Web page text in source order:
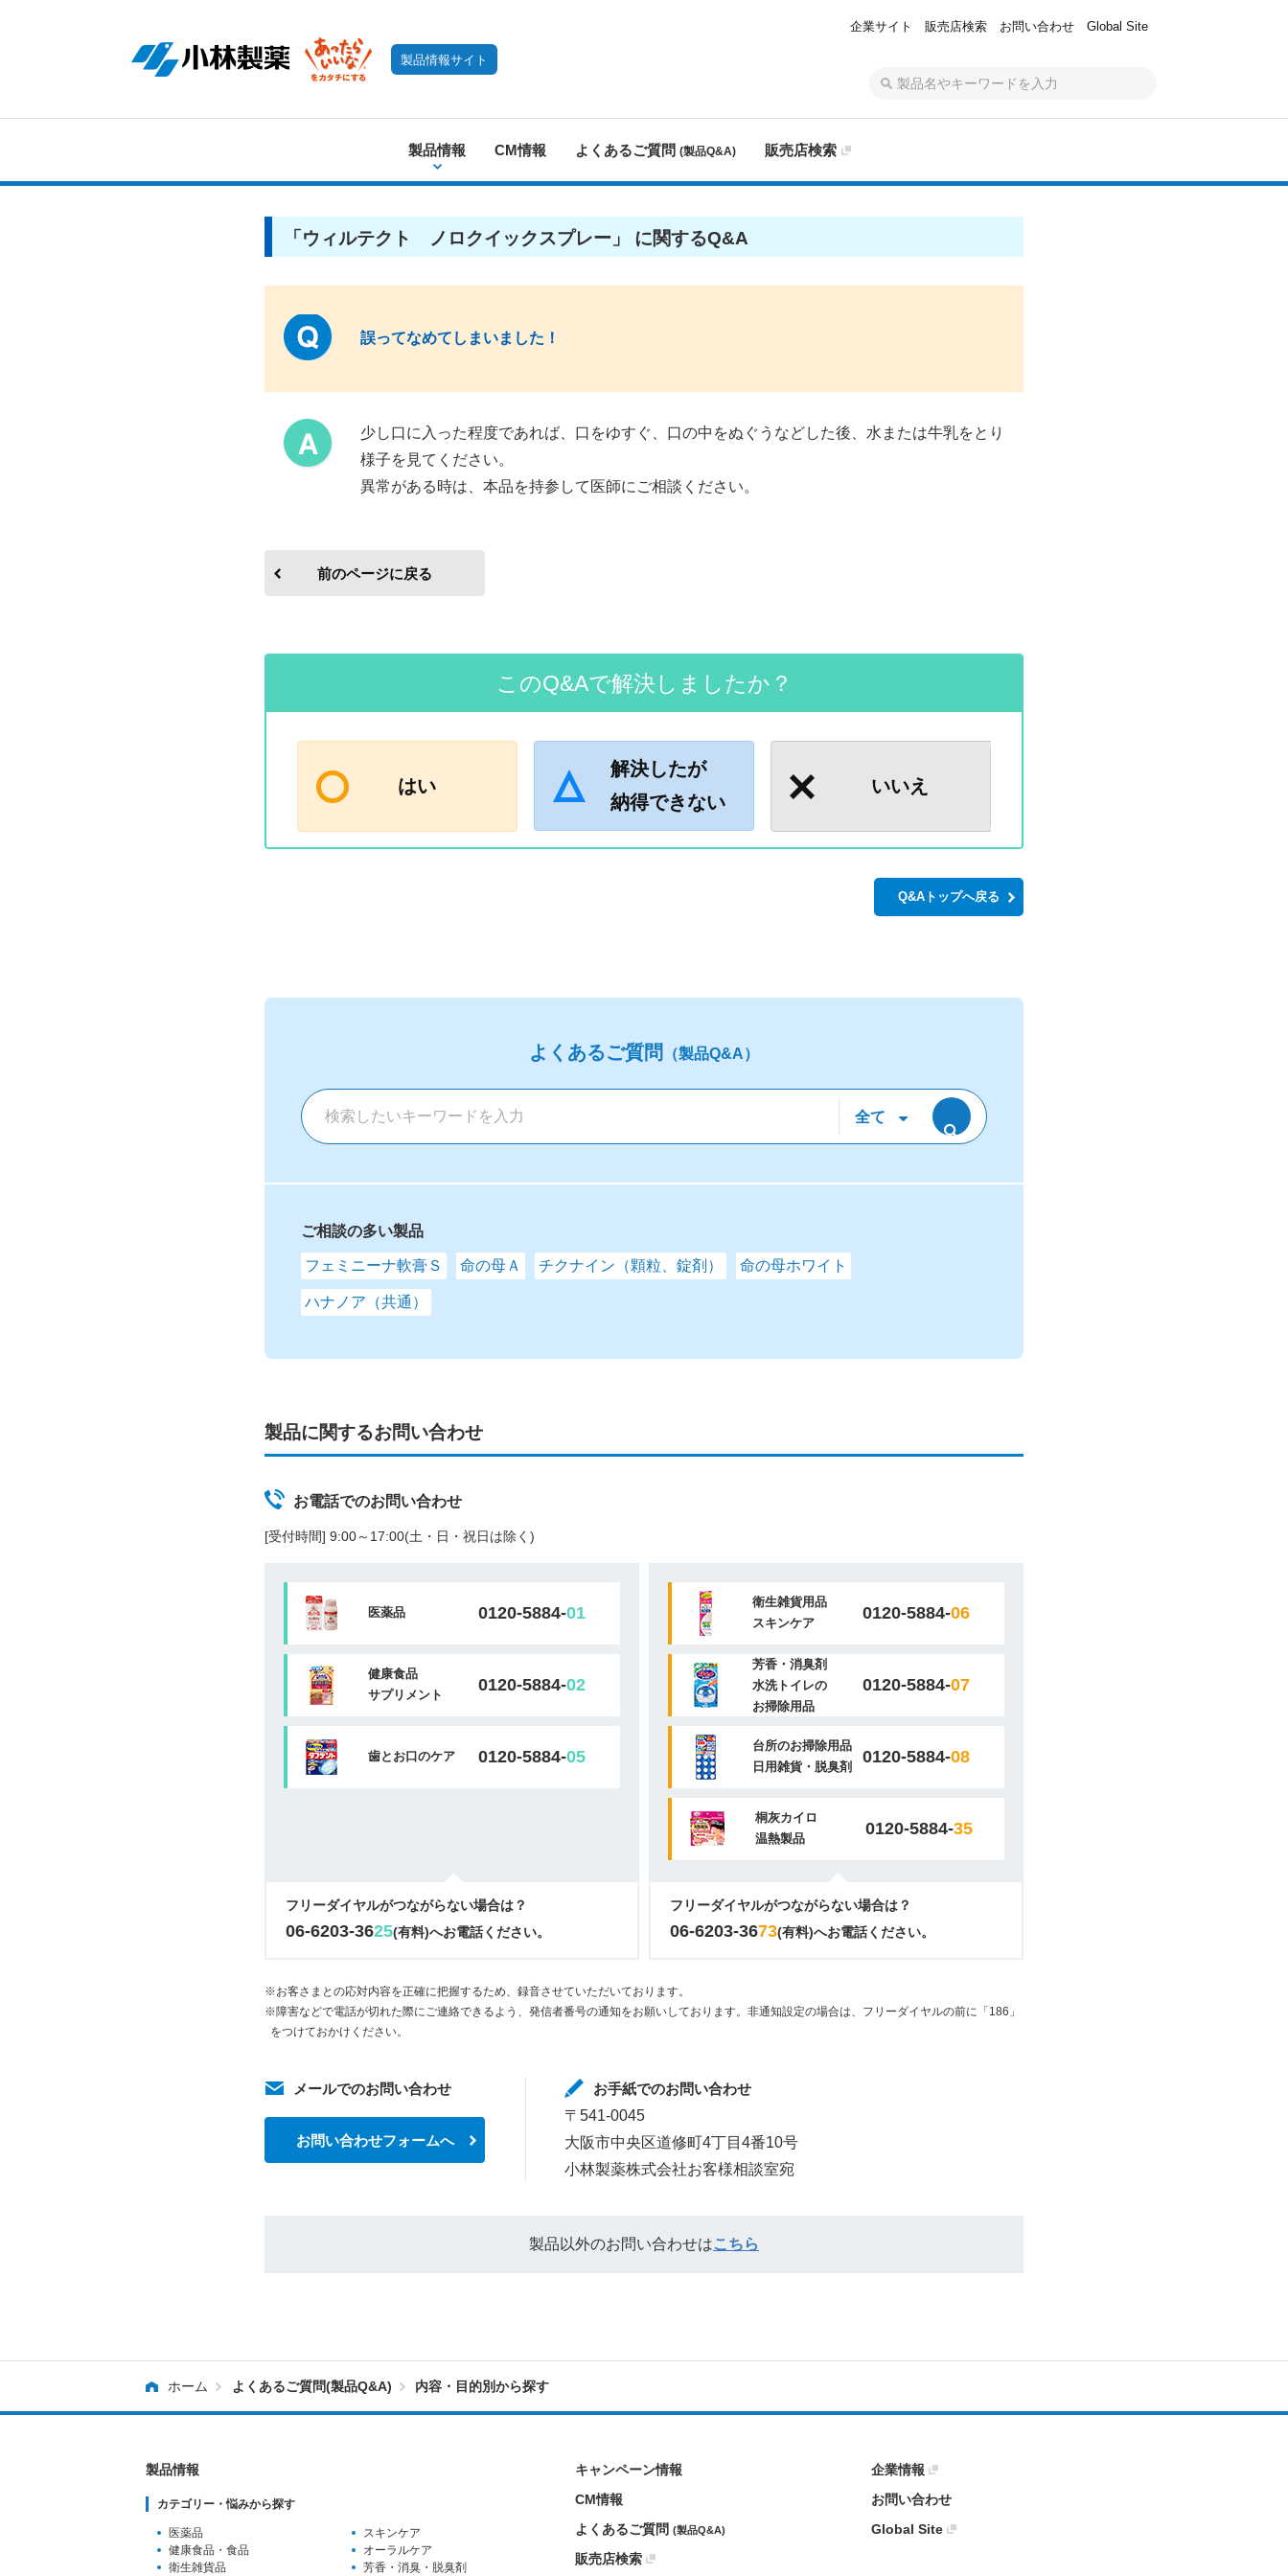
製品情報サイト
企業サイト 販売店検索 お問い合わせ Global Site
製品情報 CM情報 よくあるご質問 (製品Q&A) 販売店検索
「ウィルテクト ノロクイックスプレー」 に関するQ&A
誤ってなめてしまいました！
少し口に入った程度であれば、口をゆすぐ、口の中をぬぐうなどした後、水または牛乳をとり
様子を見てください。
異常がある時は、本品を持参して医師にご相談ください。
前のページに戻る
このQ&Aで解決しましたか？
はい
解決したが
納得できない
いいえ
Q&Aトップへ戻る
よくあるご質問 （製品Q&A）
ご相談の多い製品
フェミニーナ軟膏Ｓ 命の母Ａ チクナイン（顆粒、錠剤） 命の母ホワイト
ハナノア（共通）
製品に関するお問い合わせ
お電話でのお問い合わせ
[受付時間] 9:00～17:00(土・日・祝日は除く)
医薬品 0120-5884-01
健康食品
サプリメント
0120-5884-02
歯とお口のケア 0120-5884-05
フリーダイヤルがつながらない場合は？
06-6203-3625(有料)へお電話ください。
衛生雑貨用品
スキンケア
0120-5884-06
芳香・消臭剤
水洗トイレの
お掃除用品
0120-5884-07
台所のお掃除用品
日用雑貨・脱臭剤
0120-5884-08
桐灰カイロ
温熱製品
0120-5884-35
フリーダイヤルがつながらない場合は？
06-6203-3673(有料)へお電話ください。
※お客さまとの応対内容を正確に把握するため、録音させていただいております。
※障害などで電話が切れた際にご連絡できるよう、発信者番号の通知をお願いしております。非通知設定の場合は、フリーダイヤルの前に「186」
をつけておかけください。
メールでのお問い合わせ
お問い合わせフォームへ
お手紙でのお問い合わせ
〒541-0045
大阪市中央区道修町4丁目4番10号
小林製薬株式会社お客様相談室宛
製品以外のお問い合わせはこちら
ホーム よくあるご質問(製品Q&A) 内容・目的別から探す
製品情報
カテゴリー・悩みから探す
医薬品
スキンケア
健康食品・食品
オーラルケア
衛生雑貨品
芳香・消臭・脱臭剤
キャンペーン情報
CM情報
よくあるご質問 (製品Q&A)
販売店検索
企業情報
お問い合わせ
Global Site